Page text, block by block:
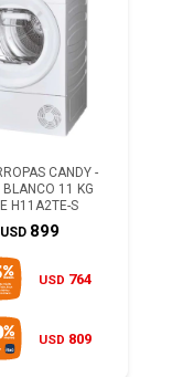
CANDY -
BLANCO 11 KG
H11A2TE-S
USD 899
USD 764
USD 809